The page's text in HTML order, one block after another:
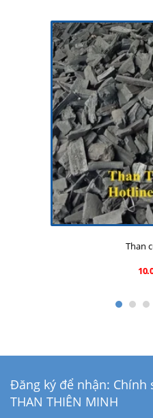
Than
Đăng ký để nhận:
THAN THIÊN MINH